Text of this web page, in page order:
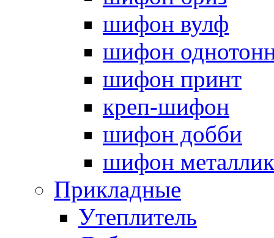
шифон вулф
шифон
шифон принт
креп-шифон
шифон добби
шифон металлик
Прикладные
Утеплитель